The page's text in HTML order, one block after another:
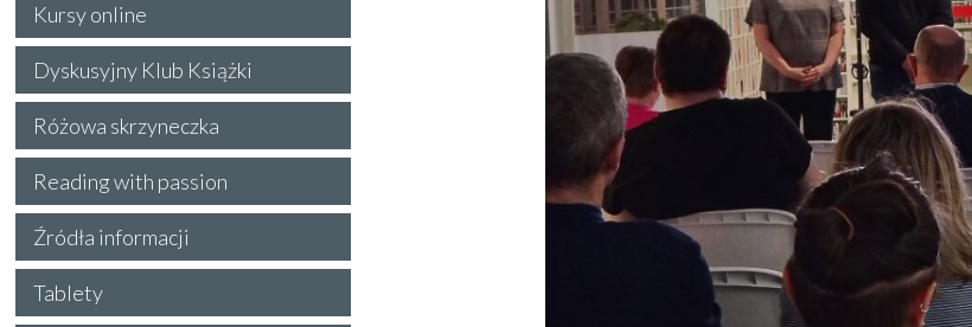
Kursy online
Dyskusyjny Klub Książki
Różowa skrzyneczka
Reading with passion
Źródła informacji
Tablety